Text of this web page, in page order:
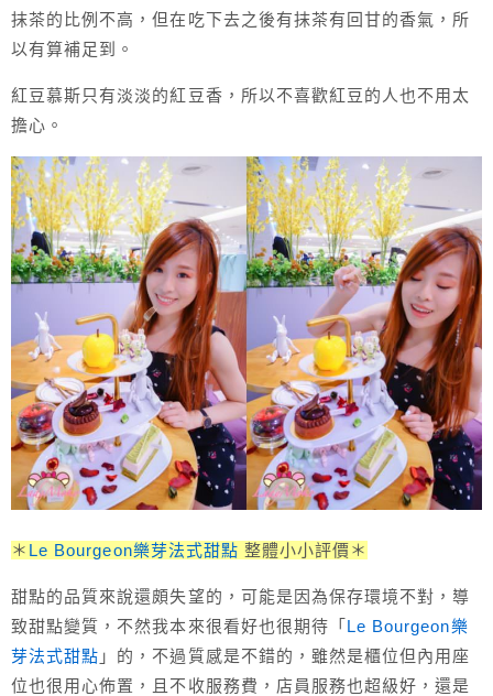
抹茶的比例不高，但在吃下去之後有抹茶有回甘的香氣，所
以有算補足到。
紅豆慕斯只有淡淡的紅豆香，所以不喜歡紅豆的人也不用太
擔心。
＊ Le Bourgeon樂芽法式甜點 整體小小評價＊
甜點的品質來說還頗失望的，可能是因為保存環境不對，導
致甜點變質，不然我本來很看好也很期待「 Le Bourgeon樂
芽法式甜點 」的，不過質感是不錯的，雖然是櫃位但內用座
位也很用心佈置，且不收服務費，店員服務也超級好，還是